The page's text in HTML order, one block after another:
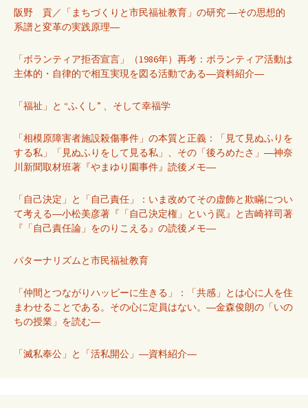
阪野 貢／「まちづくりと市民福祉教育」の研究 ―その思想的
系譜と変革の実践原理―
「ボランティア拒否宣言」（1986年）再考：ボランティア活動は
主体的・自律的で相互実現を図る活動である―資料紹介―
「福祉」と “ふくし” 、そして幸福学
「相模原障害者施設殺傷事件」の本質と正義：「見て見ぬふりを
する私」「見ぬふりをして見る私」、その「後ろめたさ」―神奈
川新聞取材班著『やまゆり園事件』読後メモ―
「自己決定」と「自己責任」：いま改めてその虚飾と欺瞞につい
て考える―小松美彦著『「自己決定権」という罠』と吉崎祥司著
『「自己責任論」をのりこえる』の読後メモ―
パターナリズムと市民福祉教育
「仲間とつながりハッピーに生きる」：「共感」とは心に人を住
まわせることである。その心に定員はない。―金森俊朗の「いの
ちの授業」を読む―
「滅私奉公」と「活私開公」―資料紹介―